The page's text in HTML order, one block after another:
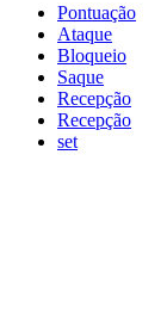
Pontuação
Ataque
Bloqueio
Saque
Recepção
Recepção
set